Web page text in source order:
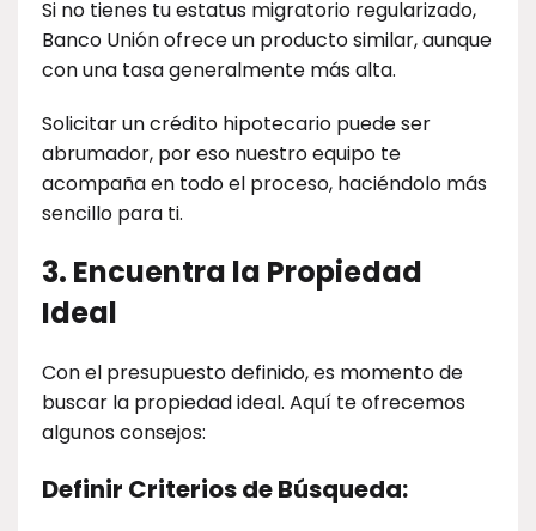
Si no tienes tu estatus migratorio regularizado,
Banco Unión ofrece un producto similar, aunque
con una tasa generalmente más alta.
Solicitar un crédito hipotecario puede ser
abrumador, por eso nuestro equipo te
acompaña en todo el proceso, haciéndolo más
sencillo para ti.
3. Encuentra la Propiedad
Ideal
Con el presupuesto definido, es momento de
buscar la propiedad ideal. Aquí te ofrecemos
algunos consejos:
Definir Criterios de Búsqueda: